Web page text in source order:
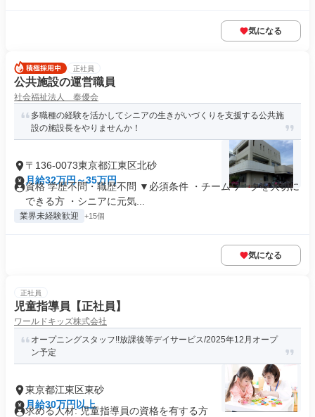
気になる
正社員
公共施設の運営職員
社会福祉法人 奉優会
多職種の経験を活かしてシニアの生きがいづくりを支援する公共施
設の施設長をやりませんか！
〒136-0073東京都江東区北砂
月給32万円～35万円
資格 学歴不問・職歴不問 ▼必須条件 ・チームワークを大切に
できる方 ・シニアに元気...
業界未経験歓迎 +15個
気になる
正社員
児童指導員【正社員】
ワールドキッズ株式会社
オープニングスタッフ!!放課後等デイサービス/2025年12月オープ
ン予定
東京都江東区東砂
月給30万円以上
求める人材: 児童指導員の資格を有する方